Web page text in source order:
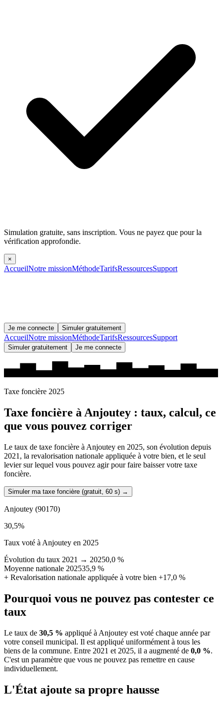
Simulation gratuite, sans inscription. Vous ne payez que pour la
vérification approfondie.
×
AccueilNotre missionMéthodeTarifsRessourcesSupport
Je me connecte Simuler gratuitement
AccueilNotre missionMéthodeTarifsRessourcesSupport
Simuler gratuitement Je me connecte
Taxe foncière 2025
Taxe foncière àAnjoutey : taux, calcul, ce
que vous pouvez corriger
Le taux de taxe foncière à Anjoutey en 2025, son évolution depuis
2021, la revalorisation nationale appliquée à votre bien, et le seul
levier sur lequel vous pouvez agir pour faire baisser votre taxe
foncière.
Simuler ma taxe foncière (gratuit, 60 s) →
Anjoutey (90170)
30,5%
Taux voté à Anjoutey en 2025
Évolution du taux 2021 → 20250,0 %
Moyenne nationale 202535,9 %
+ Revalorisation nationale appliquée à votre bien +17,0 %
Pourquoi vous ne pouvez pas contester ce
taux
Le taux de 30,5 % appliqué à Anjoutey est voté chaque année par
votre conseil municipal. Il est appliqué uniformément à tous les
biens de la commune. Entre 2021 et 2025, il a augmenté de 0,0 %.
C'est un paramètre que vous ne pouvez pas remettre en cause
individuellement.
L'État ajoute sa propre hausse